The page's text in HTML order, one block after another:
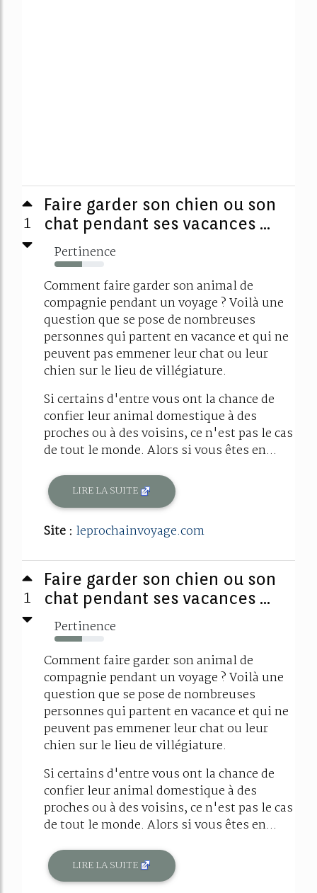
1
Faire garder son chien ou son
chat pendant ses vacances ...
Pertinence
56%
Comment faire garder son animal de
compagnie pendant un voyage ? Voilà une
question que se pose de nombreuses
personnes qui partent en vacance et qui ne
peuvent pas emmener leur chat ou leur
chien sur le lieu de villégiature.
Si certains d'entre vous ont la chance de
confier leur animal domestique à des
proches ou à des voisins, ce n'est pas le cas
de tout le monde. Alors si vous êtes en...
LIRE LA SUITE
Site : leprochainvoyage.com
1
Faire garder son chien ou son
chat pendant ses vacances ...
Pertinence
56%
Comment faire garder son animal de
compagnie pendant un voyage ? Voilà une
question que se pose de nombreuses
personnes qui partent en vacance et qui ne
peuvent pas emmener leur chat ou leur
chien sur le lieu de villégiature.
Si certains d'entre vous ont la chance de
confier leur animal domestique à des
proches ou à des voisins, ce n'est pas le cas
de tout le monde. Alors si vous êtes en...
LIRE LA SUITE